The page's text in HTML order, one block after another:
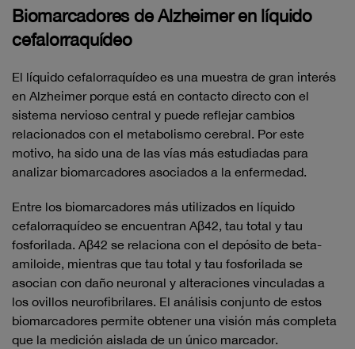
Biomarcadores de Alzheimer en líquido
cefalorraquídeo
El líquido cefalorraquídeo es una muestra de gran interés
en Alzheimer porque está en contacto directo con el
sistema nervioso central y puede reflejar cambios
relacionados con el metabolismo cerebral. Por este
motivo, ha sido una de las vías más estudiadas para
analizar biomarcadores asociados a la enfermedad.
Entre los biomarcadores más utilizados en líquido
cefalorraquídeo se encuentran Aβ42, tau total y tau
fosforilada. Aβ42 se relaciona con el depósito de beta-
amiloide, mientras que tau total y tau fosforilada se
asocian con daño neuronal y alteraciones vinculadas a
los ovillos neurofibrilares. El análisis conjunto de estos
biomarcadores permite obtener una visión más completa
que la medición aislada de un único marcador.